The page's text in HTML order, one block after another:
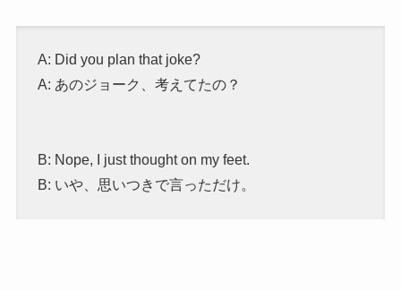
A: Did you plan that joke?
A: あのジョーク、考えてたの？
B: Nope, I just thought on my feet.
B: いや、思いつきで言っただけ。